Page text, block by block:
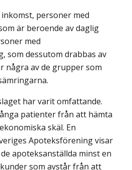
personer med
är beroende av daglig
med
som dessutom drabbas av
några av de grupper som
har varit omfattande.
patienter från att hämta
skäl. En
Apoteksförening visar
apoteksanställda minst en
som avstår från att